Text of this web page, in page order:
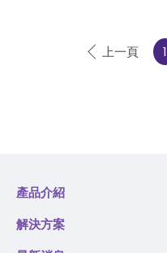
上一頁 1
產品介紹
解決方案